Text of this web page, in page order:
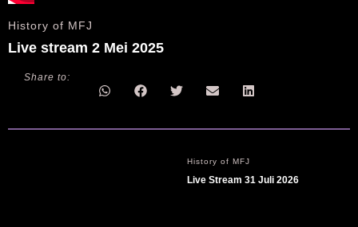
History of MFJ
Live stream 2 Mei 2025
Share to:
History of MFJ
Live Stream 31 Juli 2026